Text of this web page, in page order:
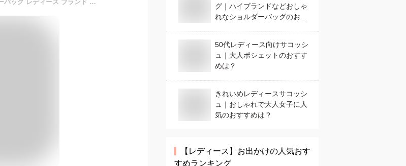
ウィローベイ クロスボディバッグ ショルダーバッグ レディース ブランド 耐水 軽量 小さめ 夏 海 プール 旅行 小物入れ 貴重品 サブバッグ ネオプレーン ネオプレン WILLOW BAY
グ｜ハイブランドなどおしゃ
れなショルダーバッグのおす
50代レディース向けサコッシ
ュ｜大人ポシェットのおすす
めは？
きれいめレディースサコッシ
ュ｜おしゃれで大人女子に人
気のおすすめは？
【レディース】 お出かけの人気おす
すめランキング